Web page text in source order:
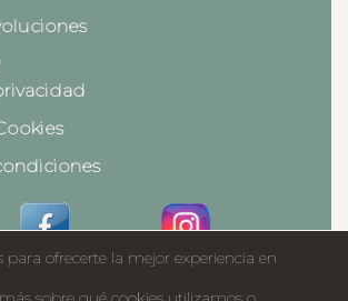
para ofrecerte la mejor experiencia en